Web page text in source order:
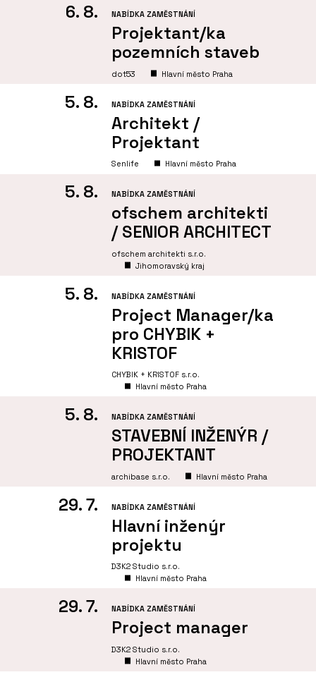
6. 8. NABÍDKA ZAMĚSTNÁNÍ
Projektant/ka
pozemních staveb
dot53 Hlavní město Praha
5. 8. NABÍDKA ZAMĚSTNÁNÍ
Architekt /
Projektant
Senlife Hlavní město Praha
5. 8. NABÍDKA ZAMĚSTNÁNÍ
ofschem architekti
/ SENIOR ARCHITECT
ofschem architekti s.r.o.
Jihomoravský kraj
5. 8. NABÍDKA ZAMĚSTNÁNÍ
Project Manager/ka
pro CHYBIK +
KRISTOF
CHYBIK + KRISTOF s.r.o.
Hlavní město Praha
5. 8. NABÍDKA ZAMĚSTNÁNÍ
STAVEBNÍ INŽENÝR /
PROJEKTANT
archibase s.r.o. Hlavní město Praha
29. 7. NABÍDKA ZAMĚSTNÁNÍ
Hlavní inženýr
projektu
D3K2 Studio s.r.o.
Hlavní město Praha
29. 7. NABÍDKA ZAMĚSTNÁNÍ
Project manager
D3K2 Studio s.r.o.
Hlavní město Praha